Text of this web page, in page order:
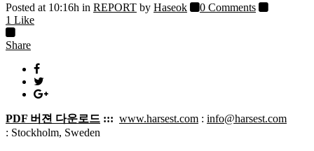
Posted at 10:16h in REPORT by Haseok
0 Comments
1 Like
Share
PDF 버젼 다운로드 ::: www.harsest.com : info@harsest.com
: Stockholm, Sweden